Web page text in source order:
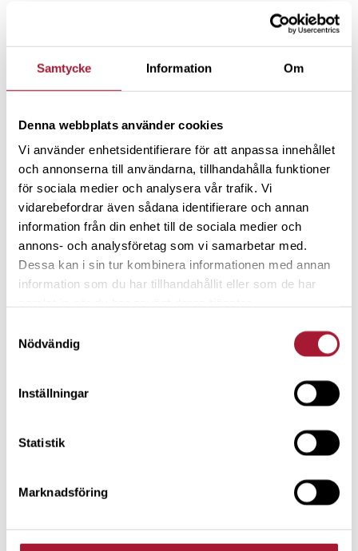
Samtycke Information Om
Denna webbplats använder cookies
Vi använder enhetsidentifierare för att anpassa innehållet
och annonserna till användarna, tillhandahålla funktioner
för sociala medier och analysera vår trafik. Vi
vidarebefordrar även sådana identifierare och annan
information från din enhet till de sociala medier och
annons- och analysföretag som vi samarbetar med.
Dessa kan i sin tur kombinera informationen med annan
information som du har tillhandahållit eller som de har
Nödvändig
Inställningar
Statistik
Marknadsföring
De berättar hur du blir miljonär
I Sverige finns ingen livförsäkringskultur.
– För det första har många en övertro på att farbror staten
ska fixa allt. Men sen har flerförsäkringsbolagen missat
detta grundläggande försäkringsbehov. Jag hittade
problemet, orsaken och skapade JustInCase, som är
lösningen.
Björn Häggelin berättar att många inte vet vad en
komplicerat att skaffa en. JustInCase har skalat av alla
exempel teckna helt utan hälsofrågor, på under en minut.
”Viktigt att växa snabbt för att råda bot på
Avslutningsvis summerar Björn att det är riktigt illa ställt.
– Vi har ett pinsamt dåligt efterlevandeskydd i Sverige. Och